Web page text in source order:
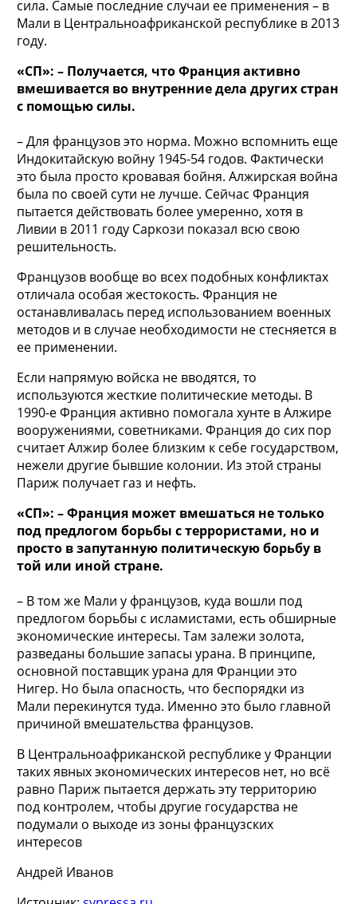
сила. Самые последние случаи ее применения – в
Мали в Центральноафриканской республике в 2013
году.
«СП»: – Получается, что Франция активно
вмешивается во внутренние дела других стран
с помощью силы.
– Для французов это норма. Можно вспомнить еще
Индокитайскую войну 1945-54 годов. Фактически
это была просто кровавая бойня. Алжирская война
была по своей сути не лучше. Сейчас Франция
пытается действовать более умеренно, хотя в
Ливии в 2011 году Саркози показал всю свою
решительность.
Французов вообще во всех подобных конфликтах
отличала особая жестокость. Франция не
останавливалась перед использованием военных
методов и в случае необходимости не стесняется в
ее применении.
Если напрямую войска не вводятся, то
используются жесткие политические методы. В
1990-е Франция активно помогала хунте в Алжире
вооружениями, советниками. Франция до сих пор
считает Алжир более близким к себе государством,
нежели другие бывшие колонии. Из этой страны
Париж получает газ и нефть.
«СП»: – Франция может вмешаться не только
под предлогом борьбы с террористами, но и
просто в запутанную политическую борьбу в
той или иной стране.
– В том же Мали у французов, куда вошли под
предлогом борьбы с исламистами, есть обширные
экономические интересы. Там залежи золота,
разведаны большие запасы урана. В принципе,
основной поставщик урана для Франции это
Нигер. Но была опасность, что беспорядки из
Мали перекинутся туда. Именно это было главной
причиной вмешательства французов.
В Центральноафриканской республике у Франции
таких явных экономических интересов нет, но всё
равно Париж пытается держать эту территорию
под контролем, чтобы другие государства не
подумали о выходе из зоны французских
интересов
Андрей Иванов